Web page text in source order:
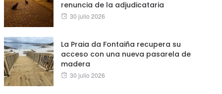
renuncia de la adjudicataria
Posted
30 julio 2026
La Praia da Fontaiña recupera su
acceso con una nueva pasarela de
madera
Posted
30 julio 2026